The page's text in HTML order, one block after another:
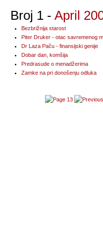
Broj 1 - April
Bezbrižnija starost
Piter Druker - otac savremenog
Dr Laza Paču - finansijski genije
Dobar dan, komšija
Predrasude o menadžerima
Zamke na pri donošenju odluka